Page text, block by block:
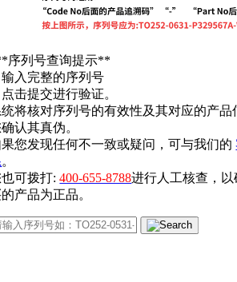
序列号查询提示**
输入完整的序列号
点击提交进行验证。
将核对序列号的有效性及其对应的产品
认其真伪。
您发现任何不一致或疑问，可与我们的
。
也可拨打:400-655-8788进行人工核查，以
产品为正品。